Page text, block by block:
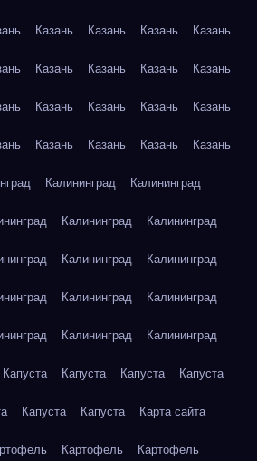
Казань Казань Казань Казань
Казань Казань Казань Казань
Казань Казань Казань Казань
Казань Казань Казань Казань
Калининград Калининград
Калининград Калининград
Калининград Калининград
Калининград Калининград
Калининград Калининград
Капуста Капуста Капуста Капуста
Капуста Капуста Карта сайта
Картофель Картофель